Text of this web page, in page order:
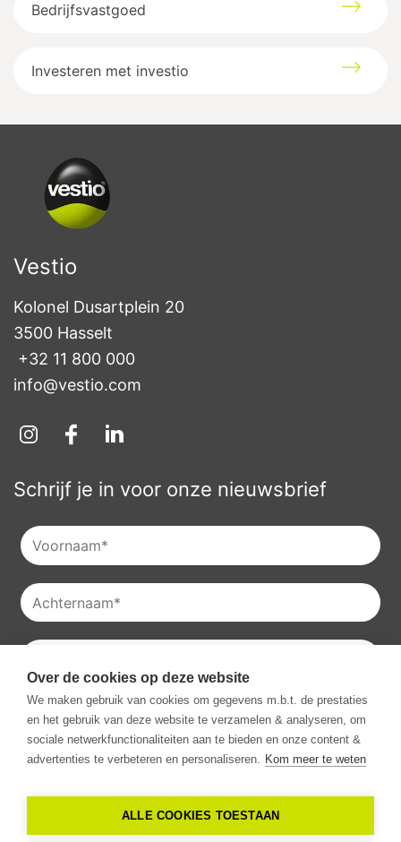
Bedrijfsvastgoed
Investeren met investio
Vestio
Kolonel Dusartplein 20
3500 Hasselt
+32 11 800 000
info@vestio.com
Schrijf je in voor onze nieuwsbrief
Je kan onzeprivacyverklaringraadplegen en je kan je ook
altijd uitschrijven voor onze nieuwsbrieven.
Ik ga akkoord met het ontvangen van communicatie van
Vestio.*
Over de cookies op deze website
We maken gebruik van cookies om gegevens m.b.t. de prestaties
en het gebruik van deze website te verzamelen & analyseren, om
sociale netwerkfunctionaliteiten aan te bieden en onze content &
advertenties te verbeteren en personaliseren. Kom meer te weten
ALLE COOKIES TOESTAAN